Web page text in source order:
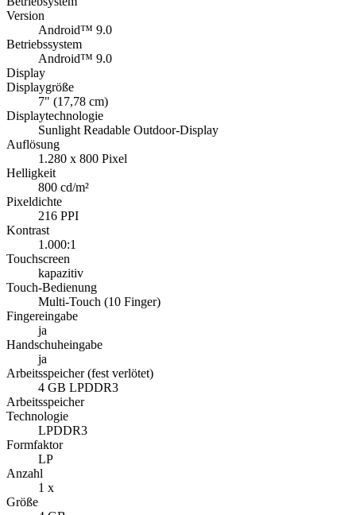
Version
Android™ 9.0
Betriebssystem
Android™ 9.0
Display
Displaygröße
7" (17,78 cm)
Displaytechnologie
Sunlight Readable Outdoor-Display
Auflösung
1.280 x 800 Pixel
Helligkeit
800 cd/m²
Pixeldichte
216 PPI
Kontrast
1.000:1
Touchscreen
kapazitiv
Touch-Bedienung
Multi-Touch (10 Finger)
Fingereingabe
ja
Handschuheingabe
ja
Arbeitsspeicher (fest verlötet)
4 GB LPDDR3
Arbeitsspeicher
Technologie
LPDDR3
Formfaktor
LP
Anzahl
1 x
Größe